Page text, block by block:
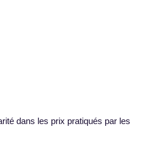
dans les prix pratiqués par les